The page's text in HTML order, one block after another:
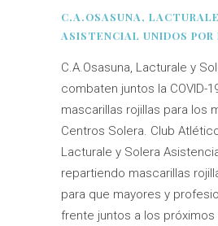
C.A.OSASUNA,
ASISTENCIAL UNIDOS POR
C.A.Osasuna, Lacturale y
combaten juntos la COVID-
mascarillas rojillas para los
Centros Solera. Club
Lacturale y Solera
repartiendo mascarillas
para que mayores y
frente juntos a los